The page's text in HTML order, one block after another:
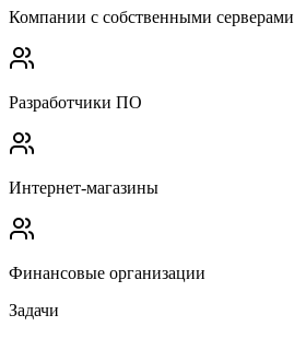
Компании с собственными серверами
Разработчики ПО
Интернет-магазины
Финансовые организации
Задачи